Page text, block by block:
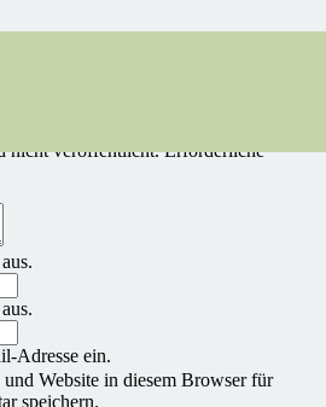
nicht veröffentlicht. Erforderliche
Adresse ein.
Website in diesem Browser für
speichern.